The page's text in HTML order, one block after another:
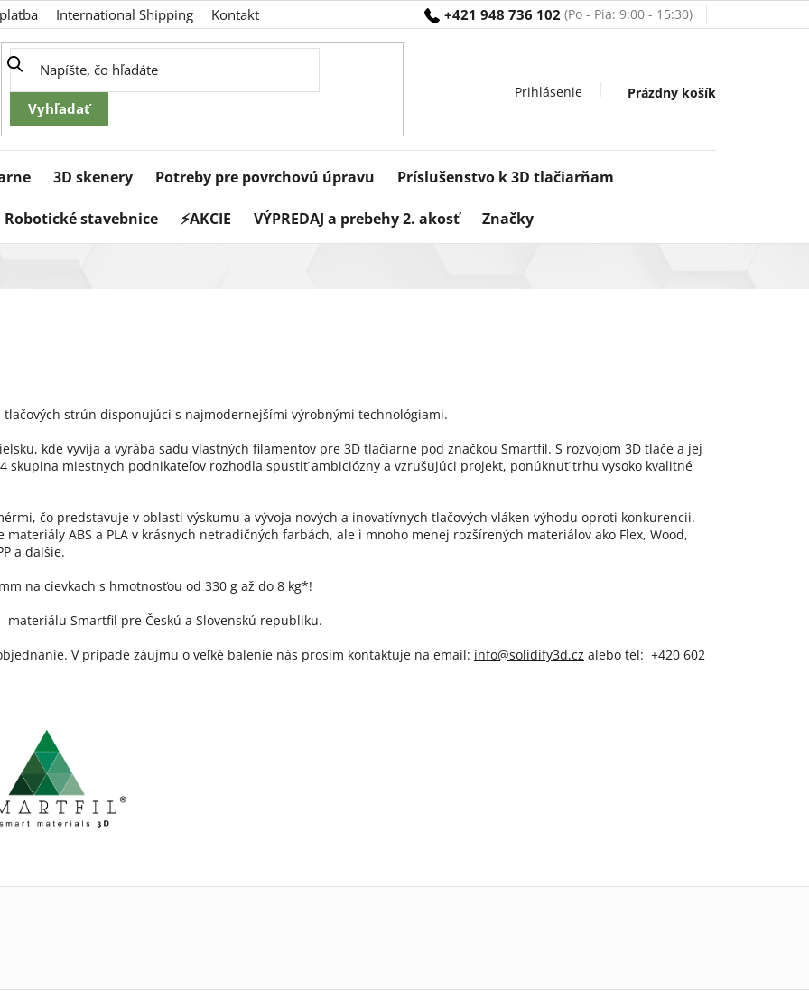
+421 948 736 102
International Shipping Kontakt
Nákupný
Prázdny košík
3D skenery Potreby pre povrchovú úpravu Príslušenstvo k 3D tlačiarňam
Robotické stavebnice ⚡AKCIE VÝPREDAJ a prebehy 2. akosť Značky
strún disponujúci s najmodernejšími výrobnými technológiami.
kde vyvíja a vyrába sadu vlastných filamentov pre 3D tlačiarne pod značkou Smartfil. S rozvojom 3D tlače a jej
skupina miestnych podnikateľov rozhodla spustiť ambiciózny a vzrušujúci projekt, ponúknuť trhu vysoko kvalitné
čo predstavuje v oblasti výskumu a vývoja nových a inovatívnych tlačových vláken výhodu oproti konkurencii.
ABS a PLA v krásnych netradičných farbách, ale i mnoho menej rozšírených materiálov ako Flex, Wood,
a ďalšie.
na cievkach s hmotnosťou od 330 g až do 8 kg*!
Smartfil pre Českú a Slovenskú republiku.
V prípade záujmu o veľké balenie nás prosím kontaktuje na email: info@solidify3d.cz alebo tel: +420 602